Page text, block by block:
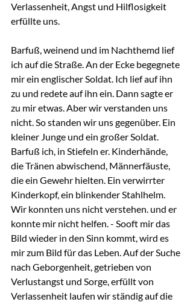
Verlassenheit, Angst und Hilflosigkeit
erfüllte uns.
Barfuß, weinend und im Nachthemd lief
ich auf die Straße. An der Ecke begegnete
mir ein englischer Soldat. Ich lief auf ihn
zu und redete auf ihn ein. Dann sagte er
zu mir etwas. Aber wir verstanden uns
nicht. So standen wir uns gegenüber. Ein
kleiner Junge und ein großer Soldat.
Barfuß ich, in Stiefeln er. Kinderhände,
die Tränen abwischend, Männerfäuste,
die ein Gewehr hielten. Ein verwirrter
Kinderkopf, ein blinkender Stahlhelm.
Wir konnten uns nicht verstehen. und er
konnte mir nicht helfen. - Sooft mir das
Bild wieder in den Sinn kommt, wird es
mir zum Bild für das Leben. Auf der Suche
nach Geborgenheit, getrieben von
Verlustangst und Sorge, erfüllt von
Verlassenheit laufen wir ständig auf die